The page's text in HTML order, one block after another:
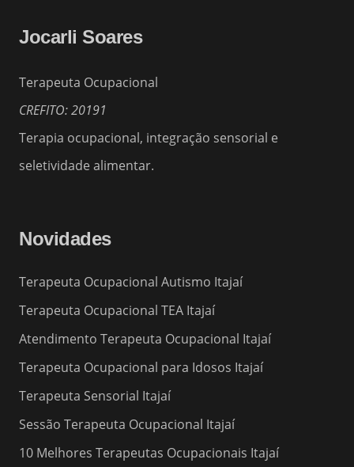
Jocarli Soares
Terapeuta Ocupacional
CREFITO: 20191
Terapia ocupacional, integração sensorial e
seletividade alimentar.
Novidades
Terapeuta Ocupacional Autismo Itajaí
Terapeuta Ocupacional TEA Itajaí
Atendimento Terapeuta Ocupacional Itajaí
Terapeuta Ocupacional para Idosos Itajaí
Terapeuta Sensorial Itajaí
Sessão Terapeuta Ocupacional Itajaí
10 Melhores Terapeutas Ocupacionais Itajaí